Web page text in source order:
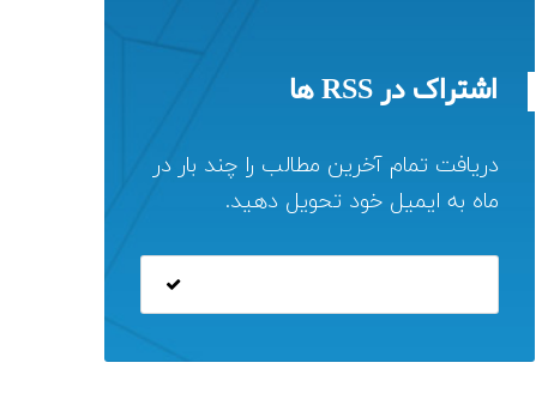
اشتراک در RSS ها
دریافت تمام آخرین مطالب را چند بار در
ماه به ایمیل خود تحویل دهید.